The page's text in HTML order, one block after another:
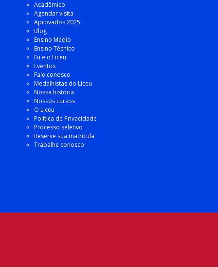
Acadêmico
Agendar visita
Aprovados 2025
Blog
Ensino Médio
Ensino Técnico
Eu e o Liceu
Eventos
Fale conosco
Medalhistas do Liceu
Nossa história
Nossos cursos
O Liceu
Política de Privacidade
Processo seletivo
Reserve sua matrícula
Trabalhe conosco